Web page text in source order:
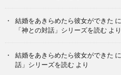
結婚をあきらめたら彼女ができた に
「神との対話」シリーズを読む より
結婚をあきらめたら彼女ができた に
話」シリーズを読む より